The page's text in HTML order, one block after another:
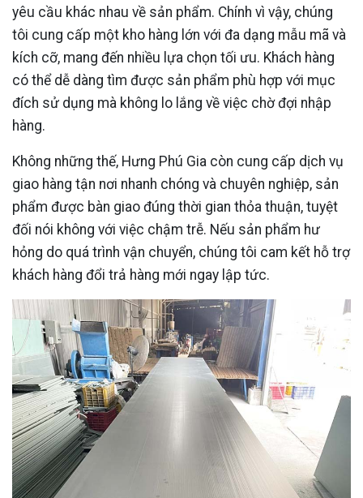
yêu cầu khác nhau về sản phẩm. Chính vì vậy, chúng
tôi cung cấp một kho hàng lớn với đa dạng mẫu mã và
kích cỡ, mang đến nhiều lựa chọn tối ưu. Khách hàng
có thể dễ dàng tìm được sản phẩm phù hợp với mục
đích sử dụng mà không lo lắng về việc chờ đợi nhập
hàng.
Không những thế, Hưng Phú Gia còn cung cấp dịch vụ
giao hàng tận nơi nhanh chóng và chuyên nghiệp, sản
phẩm được bàn giao đúng thời gian thỏa thuận, tuyệt
đối nói không với việc chậm trễ. Nếu sản phẩm hư
hỏng do quá trình vận chuyển, chúng tôi cam kết hỗ trợ
khách hàng đổi trả hàng mới ngay lập tức.